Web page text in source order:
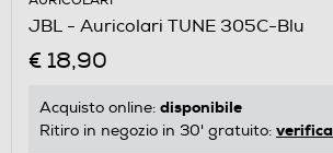
JBL - Auricolari TUNE 305C-Blu
€ 18,90
Acquisto online: disponibile
Ritiro in negozio in 30' gratuito: verifica